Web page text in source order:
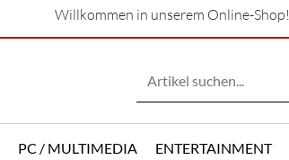
Willkommen in unserem Online-Shop!
PC / MULTIMEDIA ENTERTAINMENT